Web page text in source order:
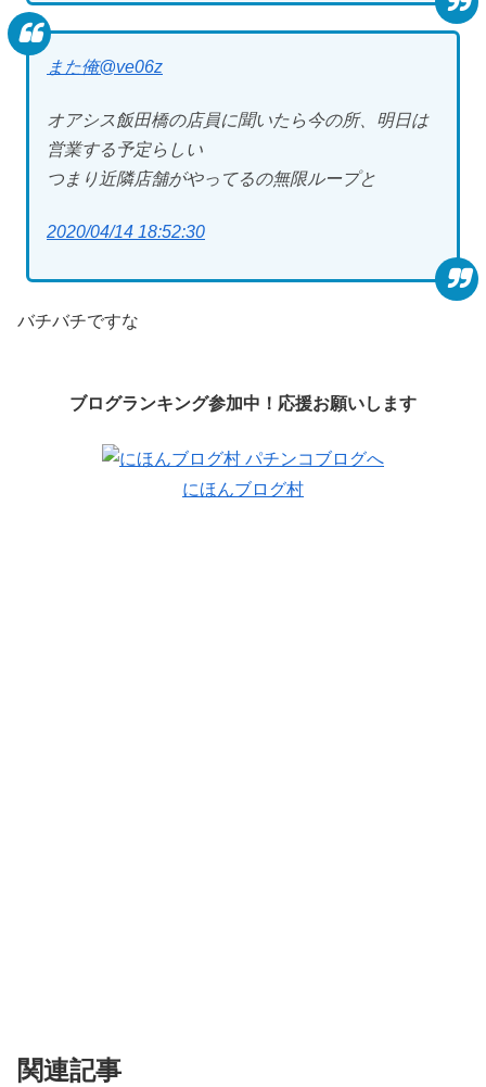
また俺@ve06z
オアシス飯田橋の店員に聞いたら今の所、明日は
営業する予定らしい
つまり近隣店舗がやってるの無限ループと
2020/04/14 18:52:30
バチバチですな
ブログランキング参加中！応援お願いします
にほんブログ村
関連記事